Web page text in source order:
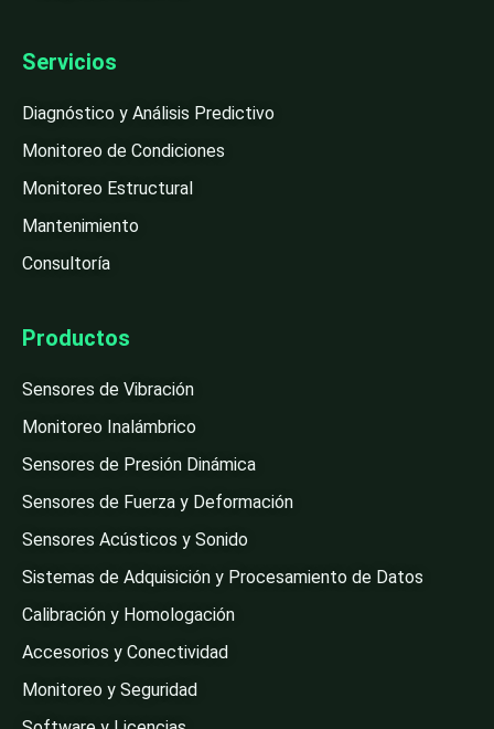
Servicios
Diagnóstico y Análisis Predictivo
Monitoreo de Condiciones
Monitoreo Estructural
Mantenimiento
Consultoría
Productos
Sensores de Vibración
Monitoreo Inalámbrico
Sensores de Presión Dinámica
Sensores de Fuerza y Deformación
Sensores Acústicos y Sonido
Sistemas de Adquisición y Procesamiento de Datos
Calibración y Homologación
Accesorios y Conectividad
Monitoreo y Seguridad